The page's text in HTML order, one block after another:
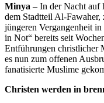
Minya – In der Nacht auf
dem Stadtteil Al-Fawaher,
jüngeren Vergangenheit
in Not“ bereits seit
Entführungen christlicher
es nun zum offenen
fanatisierte Muslime
Christen werden in